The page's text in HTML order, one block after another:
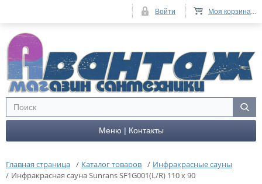
Меню | Контакты
Главная страница / Каталог товаров / Инфракрасные сауны
/ Инфракрасная сауна Sunrans SF1G001(L/R) 110 x 90
Моя корзина...
Войти